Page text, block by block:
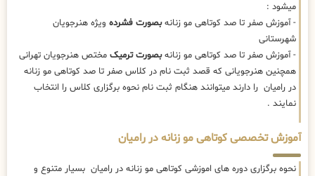
میشود :
- آموزش صفر تا صد کوتاهی مو زنانهبصورت فشرده ویژه هنرجویان
شهرستانی
- آموزش صفر تا صد کوتاهی مو زنانهبصورت ترمیک مختص هنرجویان تهرانی
همچنین هنرجویانی که قصد ثبت نام در کلاس صفر تا صد کوتاهی مو زنانه
در رامیان را دارند میتوانند هنگام ثبت نام نحوه برگزاری کلاس را انتخاب
نمایند .
آموزش تخصصی کوتاهی مو زنانه در رامیان
نحوه برگزاری دوره های اموزشی کوتاهی مو زنانه در رامیان بسیار متنوع و